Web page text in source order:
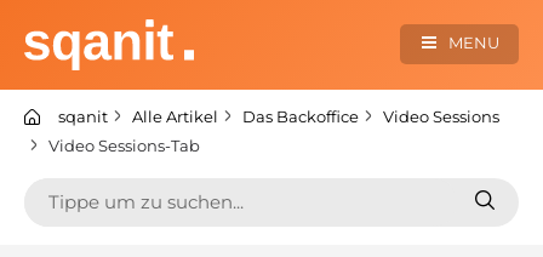
Inhalt
springen
sqanit Knowledge center
MENU
sqanit Alle Artikel Das Backoffice
Video Sessions
Video Sessions-Tab
Suchen